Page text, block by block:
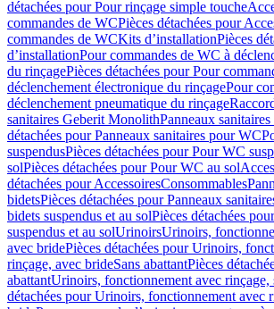
détachées pour Pour rinçage simple touche
commandes de WCPièces détachées pour
commandes de WCKits d’installationPièces
d’installationPour commandes de WC à
du rinçagePièces détachées pour Pour
déclenchement électronique du rinçagePour
déclenchement pneumatique du rinçage
sanitaires Geberit MonolithPanneaux
détachées pour Panneaux sanitaires pour WC
suspendusPièces détachées pour Pour WC
solPièces détachées pour Pour WC au sol
détachées pour AccessoiresConsommables
bidetsPièces détachées pour Panneaux
bidets suspendus et au solPièces détachées
suspendus et au solUrinoirsUrinoirs,
avec bridePièces détachées pour Urinoirs,
rinçage, avec brideSans abattantPièces
abattantUrinoirs, fonctionnement avec rinçage,
détachées pour Urinoirs, fonctionnement avec